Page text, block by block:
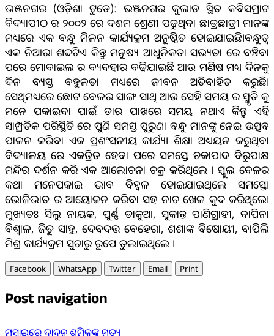
ଭଞ୍ଜନଗର (ଓଡ଼ିଶା ଟୁଡେ): ଭଞ୍ଜନଗର କୁଲାଡ ସ୍ଥିତ କବିସମ୍ରାଟ
ବିଦ୍ୟାପୀଠ ର ୨୦୦୨ ରେ ଦଶମ ଶ୍ରେଣୀ ପଢୁଥିବା ଛାତ୍ରଛାତ୍ରୀ ମାନଙ୍କ
ମଧ୍ୟରେ ଏକ ବନ୍ଧୁ ମିଳନ କାର୍ଯ୍ୟକ୍ରମ ଅନୁଷ୍ଠିତ ହୋଇଯାଇଛି।ବନ୍ଧୁତ୍ବ
ଏକ ନିଆରା ଶବ୍ଦଟିଏ କିନ୍ତୁ ମନୁଷ୍ୟ ଆଧୁନିକତା ସଭ୍ୟତା ରେ ବଞ୍ଚିବା
ପରେ ମୋବାଇଲ ର ବ୍ୟବହାର ବଢିଯାଇଛି ଆଉ ମଣିଷ ମଧ୍ୟ ଦିନକୁ
ଦିନ ବ୍ୟସ୍ତ ବହୁଳତା ମଧ୍ୟରେ ଜୀବନ ଅତିବାହିତ କରୁଛି।
ସେଥିମଧ୍ୟରେ ଛୋଟ ବେଳର ସାଙ୍ଗ ସାଥି ଆଉ ସେହି ସମୟ ର ସ୍ମୃତି କୁ
ମନେ ପକାଇବା ପାଇଁ ତାର ପାଖରେ ସମୟ ନଥାଏ କିନ୍ତୁ ଏହି
ସାମ୍ପ୍ରତିକ ପରିସ୍ଥିତି ରେ ପୁଣି ସମସ୍ତ ପୁରୁଣା ବନ୍ଧୁ ମାନଙ୍କୁ ନେଇ ଉତ୍ସବ
ପାଳନ କରିବା ଏକ ପ୍ରଶଂସନୀୟ କାର୍ଯ୍ୟ। ଶିକ୍ଷା ଅଧ୍ୟୟନ କରୁଥିବା
ବିଦ୍ୟାଳୟ ରେ ଏକତ୍ରିତ ହେବା ପରେ ସମସ୍ତେ ଚକାପାଦ ବିରୁପାକ୍ଷ
ମନ୍ଦିର ଦର୍ଶନ କରି ଏକ ଆଲୋଚନା ଚକ୍ର କରିଥିଲେ । ସ୍କୁଲ ବେଳର
କଥା ମନେପକାଇ ଭାବ ବିହ୍ୱଳ ହୋଇଯାଇଥିଲେ ସମସ୍ତେ।
ଭୋଜିଭାତ ର ଆୟୋଜନ କରିବା ସହ ନାଚ ଖେଳ କୁଦ କରିଥିଲେ।
ମୁଖ୍ୟତଃ ସିଲୁ ନାୟକ, ପୁର୍ଣ୍ଣ ଡାକୁଆ, ସୁକାନ୍ତ ପାଣିଗ୍ରାହୀ, ବାପିନା
ବିଶ୍ୱାଳ, ଜିତୁ ସାହୁ, ଦେବଦତ୍ତ ବେହେରା, ଶଶାଙ୍କ ବିଷୋୟୀ, ବାପିଲି
ମିଶ୍ର କାର୍ଯ୍ୟକ୍ରମ ସୁଚାରୁ ରୂପେ ତୁଲାଇଥିଲେ ।
Facebook WhatsApp Twitter Email Print
Post navigation
ମୁମ୍ବାଇରେ ଦାଦନ ଶ୍ରମିକଙ୍କ ମୃତ୍ୟୁ